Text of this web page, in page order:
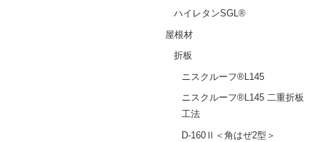
ハイレタンSGL®
屋根材
折板
ニスクルーフ®L145
ニスクルーフ®L145 二重折板
工法
D-160Ⅱ＜角はぜ2型＞